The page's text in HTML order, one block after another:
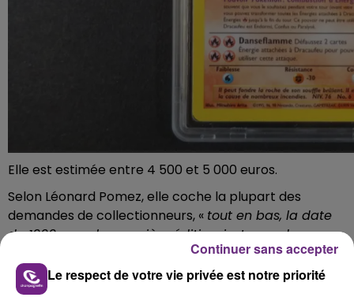
Elle est estimée entre 4 500 et 5 000 euros.
Selon Léonard Pomez, elle coche la plupart des
demandes de collectionneurs, « tout en bas, la date
de 1999, pour la première édition, juste au-dessus
trois étoiles, ce qui montre qu’il s’agit d’une carte
rare, au milieu à gauche le rond noir marqué Edition
1…».
Le respect de votre vie privée est notre priorité
Continuer sans accepter